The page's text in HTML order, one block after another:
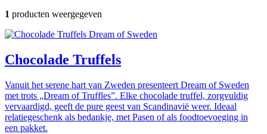
1 producten weergegeven
Dream of Sweden
Chocolade Truffels
Vanuit het serene hart van Zweden presenteert Dream of Sweden
met trots „Dream of Truffles”. Elke chocolade truffel, zorgvuldig
vervaardigd, geeft de pure geest van Scandinavië weer. Ideaal
relatiegeschenk als bedankje, met Pasen of als foodtoevoeging in
een pakket.